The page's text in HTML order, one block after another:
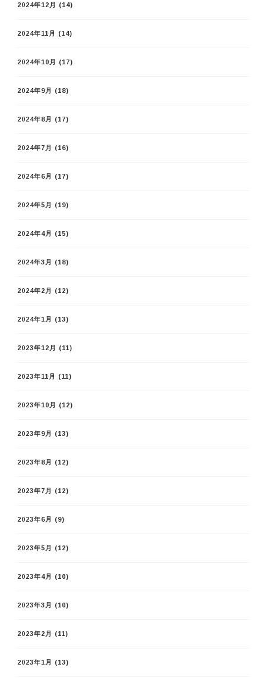
2024年12月 (14)
2024年11月 (14)
2024年10月 (17)
2024年9月 (18)
2024年8月 (17)
2024年7月 (16)
2024年6月 (17)
2024年5月 (19)
2024年4月 (15)
2024年3月 (18)
2024年2月 (12)
2024年1月 (13)
2023年12月 (11)
2023年11月 (11)
2023年10月 (12)
2023年9月 (13)
2023年8月 (12)
2023年7月 (12)
2023年6月 (9)
2023年5月 (12)
2023年4月 (10)
2023年3月 (10)
2023年2月 (11)
2023年1月 (13)